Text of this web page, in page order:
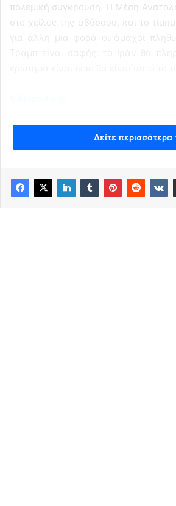
πολεμική σύγκρουση. Η Μέση Ανατολή
στο χείλος της αβύσσου, και το
Δείτε περισσότερα